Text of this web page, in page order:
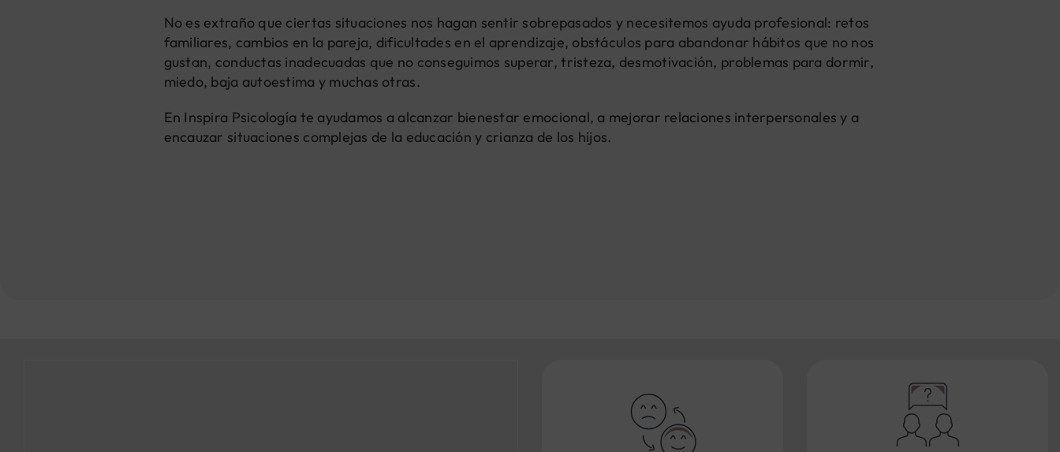
No es extraño que ciertas situaciones nos hagan sentir sobrepasados y necesitemos ayuda profesional: retos
familiares, cambios en la pareja, dificultades en el aprendizaje, obstáculos para abandonar hábitos que no nos
gustan, conductas inadecuadas que no conseguimos superar, tristeza, desmotivación, problemas para dormir,
miedo, baja autoestima y muchas otras.
En Inspira Psicología te ayudamos a alcanzar bienestar emocional, a mejorar relaciones interpersonales y a
encauzar situaciones complejas de la educación y crianza de los hijos.